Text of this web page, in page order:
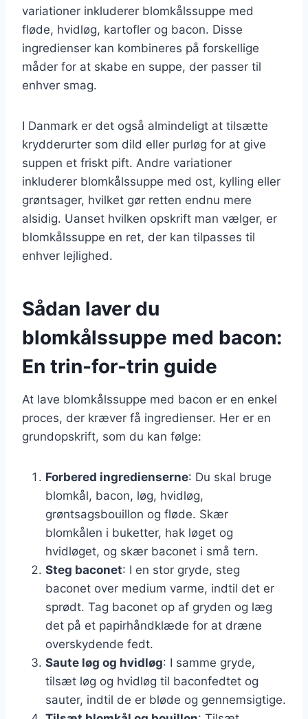
variationer inkluderer blomkålssuppe med
fløde, hvidløg, kartofler og bacon. Disse
ingredienser kan kombineres på forskellige
måder for at skabe en suppe, der passer til
enhver smag.
I Danmark er det også almindeligt at tilsætte
krydderurter som dild eller purløg for at give
suppen et friskt pift. Andre variationer
inkluderer blomkålssuppe med ost, kylling eller
grøntsager, hvilket gør retten endnu mere
alsidig. Uanset hvilken opskrift man vælger, er
blomkålssuppe en ret, der kan tilpasses til
enhver lejlighed.
Sådan laver du
blomkålssuppe med bacon:
En trin-for-trin guide
At lave blomkålssuppe med bacon er en enkel
proces, der kræver få ingredienser. Her er en
grundopskrift, som du kan følge:
Forbered ingredienserne: Du skal bruge
blomkål, bacon, løg, hvidløg,
grøntsagsbouillon og fløde. Skær
blomkålen i buketter, hak løget og
hvidløget, og skær baconet i små tern.
Steg baconet: I en stor gryde, steg
baconet over medium varme, indtil det er
sprødt. Tag baconet op af gryden og læg
det på et papirhåndklæde for at dræne
overskydende fedt.
Saute løg og hvidløg: I samme gryde,
tilsæt løg og hvidløg til baconfedtet og
sauter, indtil de er bløde og gennemsigtige.